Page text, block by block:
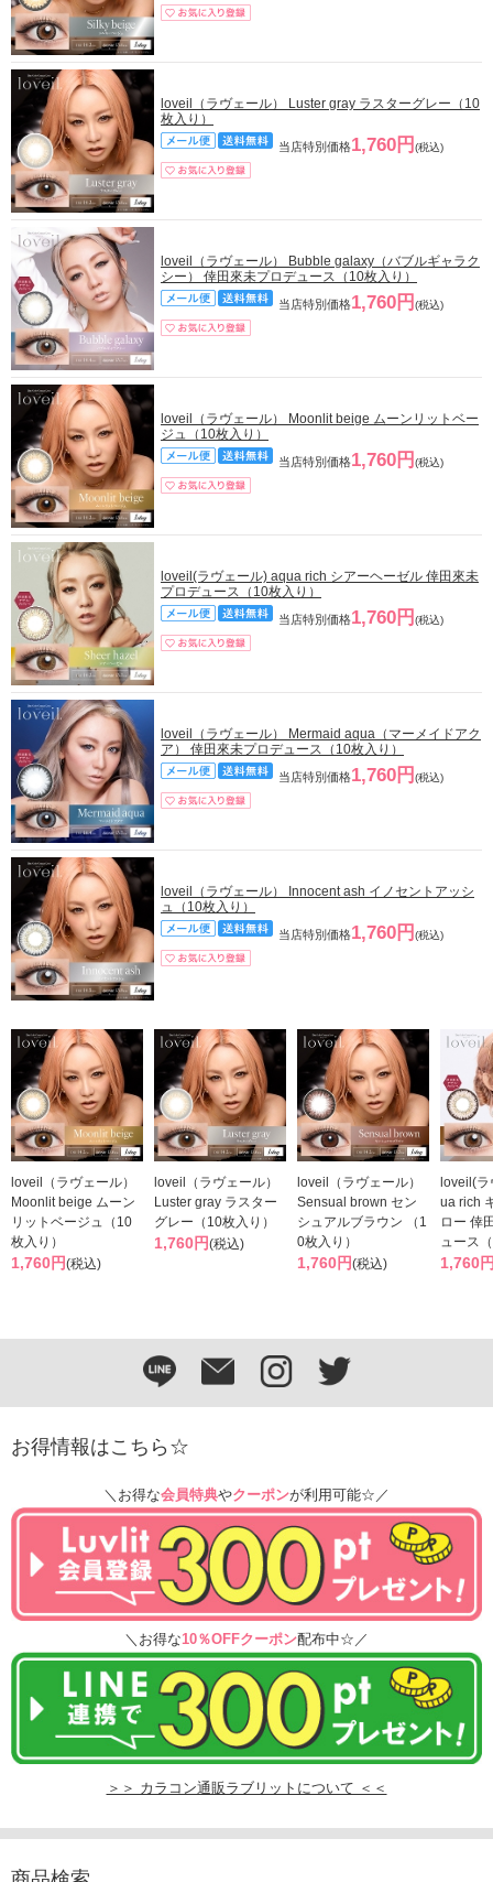
loveil（ラヴェール） Luster gray ラスターグレー（10
枚入り）
当店特別価格1,760円 (税込)
loveil（ラヴェール） Bubble galaxy（バブルギャラク
シー） 倖田來未プロデュース（10枚入り）
当店特別価格1,760円 (税込)
loveil（ラヴェール） Moonlit beige ムーンリットベー
ジュ（10枚入り）
当店特別価格1,760円 (税込)
loveil(ラヴェール) aqua rich シアーヘーゼル 倖田來未
プロデュース（10枚入り）
当店特別価格1,760円 (税込)
loveil（ラヴェール） Mermaid aqua（マーメイドアク
ア） 倖田來未プロデュース（10枚入り）
当店特別価格1,760円 (税込)
loveil（ラヴェール） Innocent ash イノセントアッシ
ュ（10枚入り）
当店特別価格1,760円 (税込)
loveil（ラヴェール）
Moonlit beige ムーン
リットベージュ（10
枚入り）
1,760円(税込)
loveil（ラヴェール）
Luster gray ラスター
グレー（10枚入り）
1,760円(税込)
loveil（ラヴェール）
Sensual brown セン
シュアルブラウン （1
0枚入り）
1,760円(税込)
loveil(
ua rich
ロー 倖
ュース
1,760
お得情報はこちら☆
＼お得な会員特典やクーポンが利用可能☆／
＼お得な10％OFFクーポン配布中☆／
＞＞ カラコン通販ラブリットについて ＜＜